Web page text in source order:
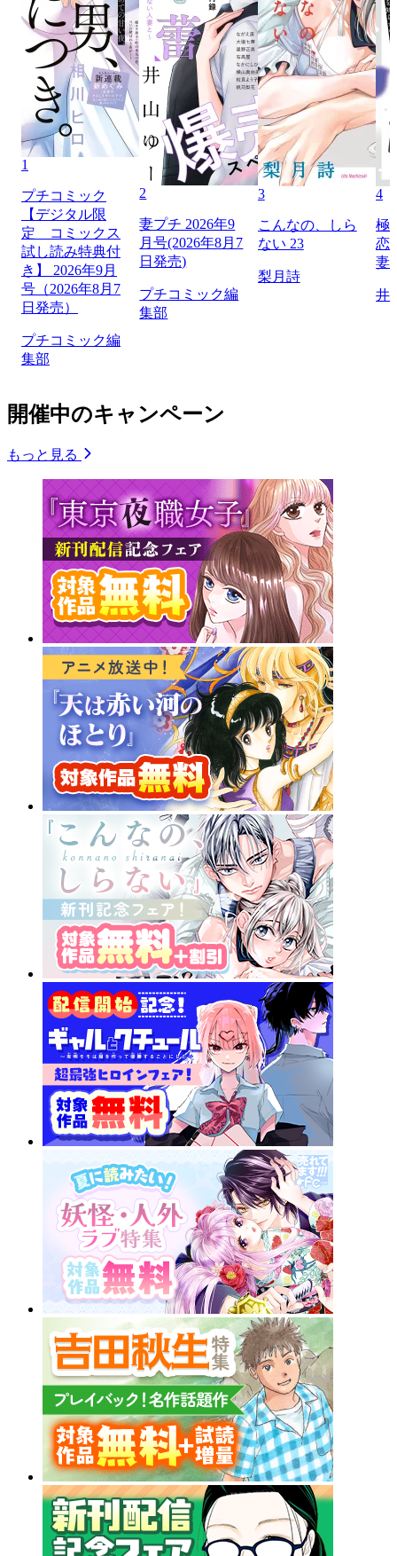
1
プチコミック
【デジタル限
定 コミックス
試し読み特典付
き】 2026年9月
号（2026年8月7
日発売）
プチコミック編
集部
2
妻プチ 2026年9
月号(2026年8月7
日発売)
プチコミック編
集部
3
こんなの、しら
ない 23
梨月詩
4
極
恋
妻
井
開催中のキャンペーン
もっと見る